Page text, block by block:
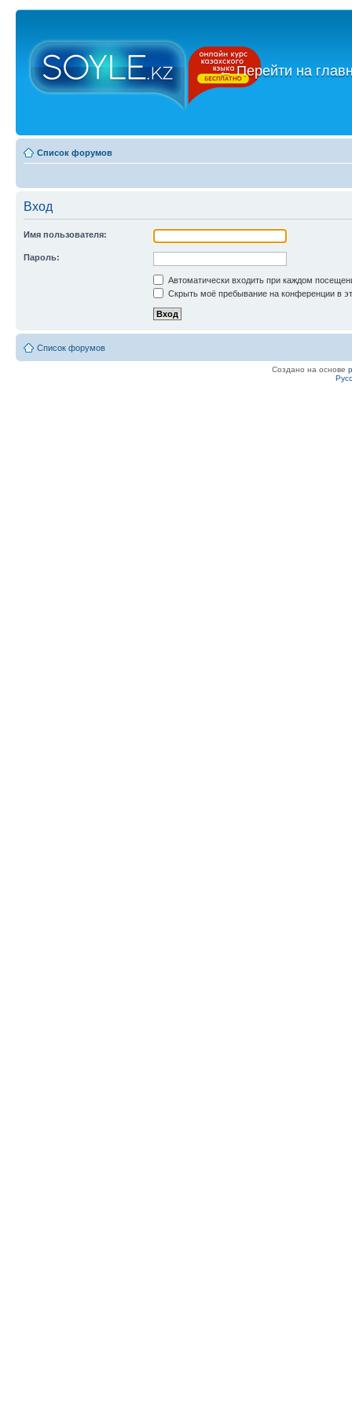
←Перейти на
Список форумов
Вход
Имя пользователя:
Пароль:
Автоматически входить при каждом
Скрыть моё пребывание на конференции в
Список форумов
Создано на основе